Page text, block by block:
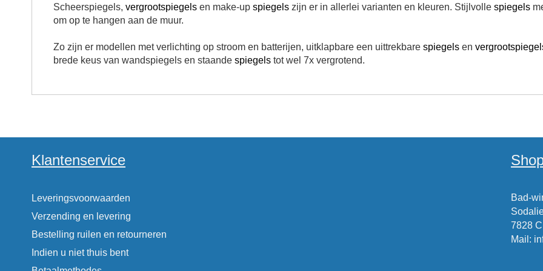
Scheerspiegels, vergrootspiegels en make-up spiegels zijn er in allerlei varianten en kleuren. Stijlvolle spiegels
om op te hangen aan de muur.
Zo zijn er modellen met verlichting op stroom en batterijen, uitklapbare een uittrekbare spiegels en
brede keus van wandspiegels en staande spiegels tot wel 7x vergrotend.
Klantenservice
Leveringsvoorwaarden
Verzending en levering
Bestelling ruilen en retourneren
Indien u niet thuis bent
Bad-
7828
Mail :